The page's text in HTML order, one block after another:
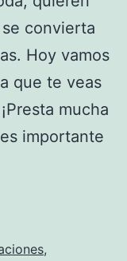
convierta
Hoy vamos
que te veas
mucha
importante
,